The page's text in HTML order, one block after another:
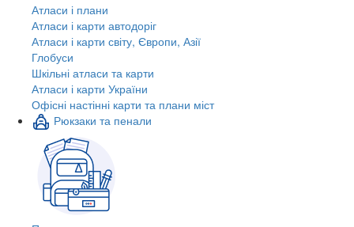
Атласи і плани
Атласи і карти автодоріг
Атласи і карти світу, Європи, Азії
Глобуси
Шкільні атласи та карти
Атласи і карти України
Офісні настінні карти та плани міст
Рюкзаки та пенали